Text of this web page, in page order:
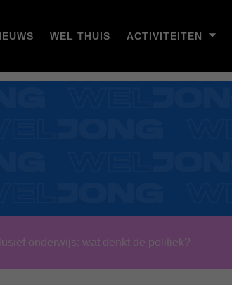
WEL THUIS ACTIVITEITEN
onderwijs: wat denkt de politiek?